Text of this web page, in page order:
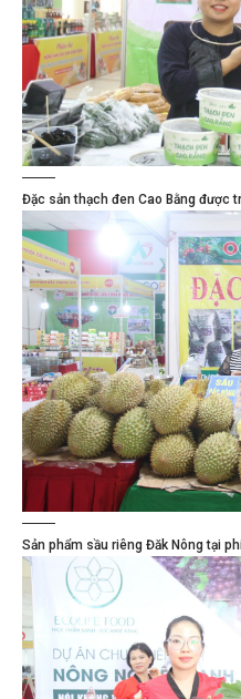
Đặc sản thạch đen Cao Bằng được
Sản phẩm sầu riêng Đăk Nông tại